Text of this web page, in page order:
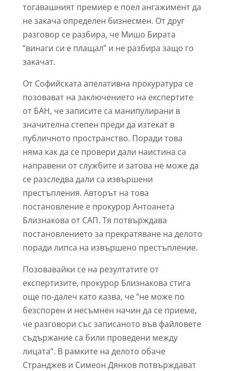
тогавашният премиер е поел ангажимент да
не закача определен бизнесмен. От друг
разговор се разбира, че Мишо Бирата
“винаги си е плащал” и не разбира защо го
закачат.
От Софийската апелативна прокуратура се
позовават на заключението на експертите
от БАН, че записите са манипулирани в
значителна степен преди да изтекат в
публичното пространство. Поради това
няма как да се провери дали наистина са
направени от службите и затова не може да
се разследва дали са извършени
престъпления. Авторът на това
постановление е прокурор Антоанета
Близнакова от САП. Тя потвърждава
постановлението за прекратяване на делото
поради липса на извършено престъпление.
Позовавайки се на резултатите от
експертизите, прокурор Близнакова стига
още по-далеч като казва, че “не може по
безспорен и несъмнен начин да се приеме,
че разговори със записаното във файловете
съдържание са били проведени между
лицата”. В рамките на делото обаче
Странджев и Симеон Дянков потвърждават